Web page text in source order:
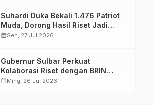
Suhardi Duka Bekali 1.476 Patriot
Muda, Dorong Hasil Riset Jadi
Dasar Kebijakan Transmigrasi
calendar_monthSen, 27 Jul 2026
Gubernur Sulbar Perkuat
Kolaborasi Riset dengan BRIN
untuk Mendukung Pembangunan
calendar_monthMing, 26 Jul 2026